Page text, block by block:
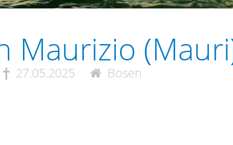
Maurizio
27.05.2025 Bosen